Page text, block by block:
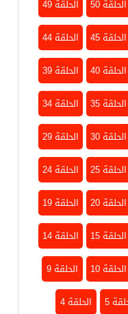
الحلقة 50
الحلقة 49
الحلقة 45
الحلقة 44
الحلقة 40
الحلقة 39
الحلقة 35
الحلقة 34
الحلقة 30
الحلقة 29
الحلقة 25
الحلقة 24
الحلقة 20
الحلقة 19
الحلقة 15
الحلقة 14
الحلقة 10
الحلقة 9
5
الحلقة 4